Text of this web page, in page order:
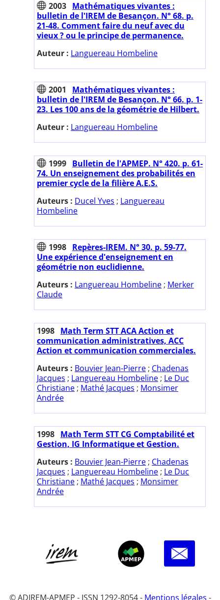
2003 Mathématiques vivantes :
bulletin de l'IREM de Besançon. N° 68. p.
21-48. Comment faire du neuf avec du
vieux ? ou le principe de permanence.
Auteur : Languereau Hombeline
2001
Mathématiques vivantes :
bulletin de l'IREM de Besançon. N° 66. p. 1-
23. Les 100 ans de la géométrie de Hilbert.
Auteur : Languereau Hombeline
1999 Bulletin de l'APMEP. N° 420. p. 61-
74. Un enseignement des probabilités en
premier cycle de la filière A.E.S.
Auteurs : Ducel Yves ; Languereau
Hombeline
1998 Repères-IREM. N° 30. p. 59-77.
Une expérience d'enseignement en
géométrie non euclidienne.
Auteurs : Languereau Hombeline ; Merker
Claude
1998 Math Term STT ACA Action et
communication administratives, ACC
Action et communication commerciales.
Auteurs : Bouvier Jean-Pierre ; Chadenas
Jacques ; Languereau Hombeline ; Le Duc
Christiane ; Mathé Jacques ; Monsimer
Andrée
1998 Math Term STT CG Comptabilité et
Gestion, IG Informatique et Gestion.
Auteurs : Bouvier Jean-Pierre ; Chadenas
Jacques ; Languereau Hombeline ; Le Duc
Christiane ; Mathé Jacques ; Monsimer
Andrée
© ADIREM-APMEP - ISSN 1292-8054 - Mentions légales -